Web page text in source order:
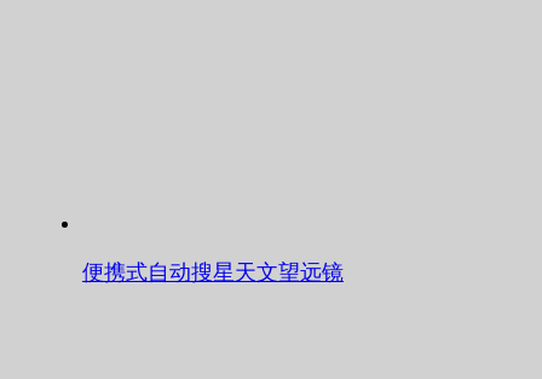
便携式自动搜星天文望远镜